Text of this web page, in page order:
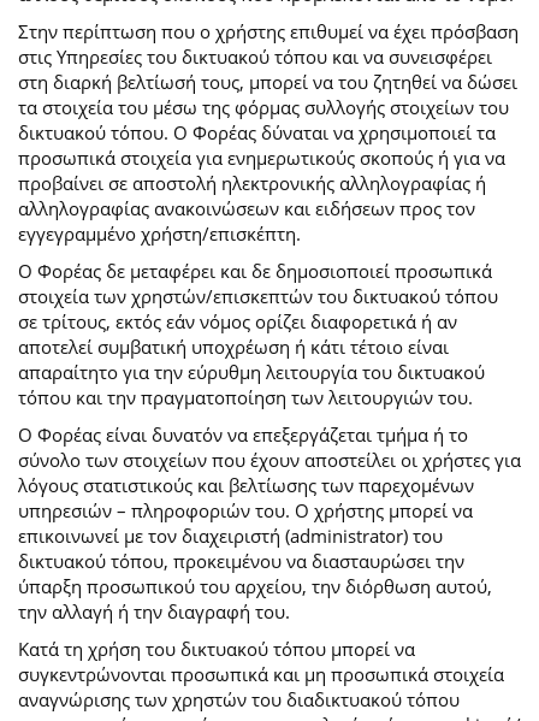
Στην περίπτωση που ο χρήστης επιθυμεί να έχει πρόσβαση
στις Υπηρεσίες του δικτυακού τόπου και να συνεισφέρει
στη διαρκή βελτίωσή τους, μπορεί να του ζητηθεί να δώσει
τα στοιχεία του μέσω της φόρμας συλλογής στοιχείων του
δικτυακού τόπου. Ο Φορέας δύναται να χρησιμοποιεί τα
προσωπικά στοιχεία για ενημερωτικούς σκοπούς ή για να
προβαίνει σε αποστολή ηλεκτρονικής αλληλογραφίας ή
αλληλογραφίας ανακοινώσεων και ειδήσεων προς τον
εγγεγραμμένο χρήστη/επισκέπτη.
Ο Φορέας δε μεταφέρει και δε δημοσιοποιεί προσωπικά
στοιχεία των χρηστών/επισκεπτών του δικτυακού τόπου
σε τρίτους, εκτός εάν νόμος ορίζει διαφορετικά ή αν
αποτελεί συμβατική υποχρέωση ή κάτι τέτοιο είναι
απαραίτητο για την εύρυθμη λειτουργία του δικτυακού
τόπου και την πραγματοποίηση των λειτουργιών του.
Ο Φορέας είναι δυνατόν να επεξεργάζεται τμήμα ή το
σύνολο των στοιχείων που έχουν αποστείλει οι χρήστες για
λόγους στατιστικούς και βελτίωσης των παρεχομένων
υπηρεσιών – πληροφοριών του. Ο χρήστης μπορεί να
επικοινωνεί με τον διαχειριστή (administrator) του
δικτυακού τόπου, προκειμένου να διασταυρώσει την
ύπαρξη προσωπικού του αρχείου, την διόρθωση αυτού,
την αλλαγή ή την διαγραφή του.
Κατά τη χρήση του δικτυακού τόπου μπορεί να
συγκεντρώνονται προσωπικά και μη προσωπικά στοιχεία
αναγνώρισης των χρηστών του διαδικτυακού τόπου